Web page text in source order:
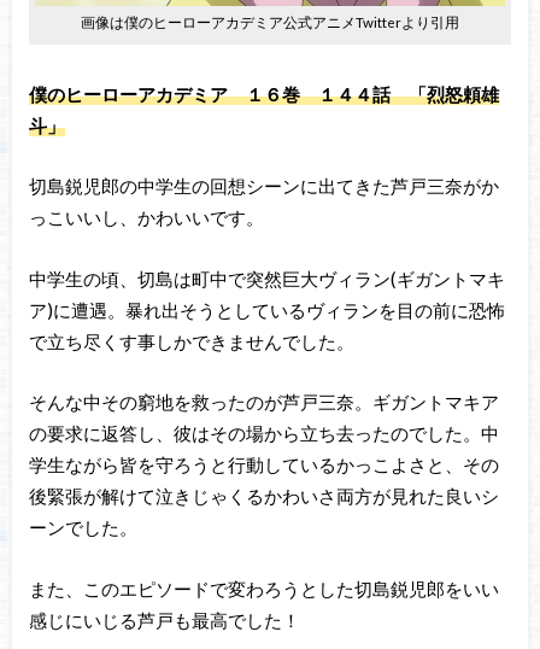
画像は僕のヒーローアカデミア公式アニメTwitterより引用
僕のヒーローアカデミア １６巻 １４４話 「烈怒頼雄
斗」
切島鋭児郎の中学生の回想シーンに出てきた芦戸三奈がか
っこいいし、かわいいです。
中学生の頃、切島は町中で突然巨大ヴィラン(ギガントマキ
ア)に遭遇。暴れ出そうとしているヴィランを目の前に恐怖
で立ち尽くす事しかできませんでした。
そんな中その窮地を救ったのが芦戸三奈。ギガントマキア
の要求に返答し、彼はその場から立ち去ったのでした。中
学生ながら皆を守ろうと行動しているかっこよさと、その
後緊張が解けて泣きじゃくるかわいさ両方が見れた良いシ
ーンでした。
また、このエピソードで変わろうとした切島鋭児郎をいい
感じにいじる芦戸も最高でした！